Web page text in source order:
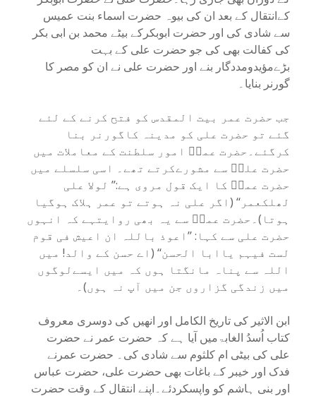
کےانتقال کے بعد ان کی بیوہ حضرت اسماء بنت عمیس
سے شادی کی اور حضرت ابوبکرکے بیٹے محمد بن ابی بکر
کی کفالت بھی کی جو حضرت علی کے بہت
بڑےمؤیدومددگار بنے اور حضرت علی نے ان کو مصر کا
گورنر بنایا۔
جب حضرت عمر بیت المقدس کو فتح کرنے کے لئے
گئے تو حضرت علی کو مدینہ کاگورنر بنا
کرگئے۔حضرت عمرؓ امور سلطنت کے معاملات میں
حضرت علیؓ سے مشورےکرتے تھے۔ اسی سلسلے میں
حضرت عمرؓ کا ایک قول مروی ہے:’’ لولا علی
لھلکعمر‘‘ (اگر علی نہ ہوتے تو عمر ہلاک ہوگیا
ہوتا)۔حضرت عمرؓ سے یہ بھی روایتہے کہ انہوں
حضرت علی سے کہا: ’’اعوذ باللہ ان اعیش فی قوم
لست فیہم یاابا الحسن‘‘ (اے حسن کے والد! میں
اللہ سے پناہ مانگتا ہوں کہ میں ایسےلوگوں
میں زندگی گزاروں جن میں آپ نہ ہوں)۔
ابن الاثیر کی تاریخ الکامل اور انھیں کی دوسری معروف
کتاب اُسدُ الغابۃمیں آیا ہے کہ حضرت عمر نے حضرت
علی کی بیٹی ام کلثوم سے شادی کی۔ حضرت عمرنے
فدک اور خیبر کے باغات بھی حضرت علی، حضرت عباس
اور بنی ہاشم کو واپسکردئے۔اپنے انتقال کے وقت حضرت